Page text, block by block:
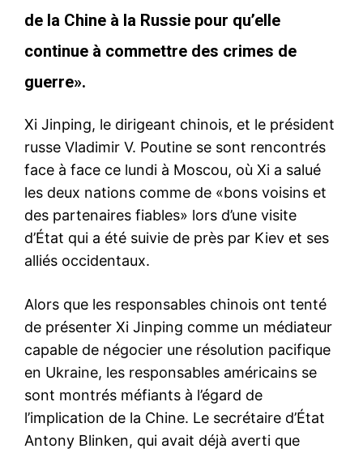
de la Chine à la Russie pour qu’elle
continue à commettre des crimes de
guerre».
Xi Jinping, le dirigeant chinois, et le président
russe Vladimir V. Poutine se sont rencontrés
face à face ce lundi à Moscou, où Xi a salué
les deux nations comme de «bons voisins et
des partenaires fiables» lors d’une visite
d’État qui a été suivie de près par Kiev et ses
alliés occidentaux.
Alors que les responsables chinois ont tenté
de présenter Xi Jinping comme un médiateur
capable de négocier une résolution pacifique
en Ukraine, les responsables américains se
sont montrés méfiants à l’égard de
l’implication de la Chine. Le secrétaire d’État
Antony Blinken, qui avait déjà averti que